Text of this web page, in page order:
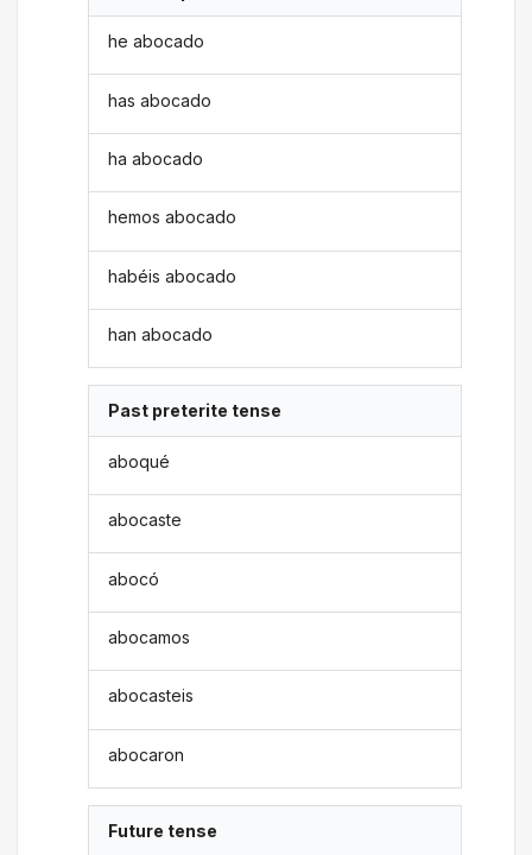
he abocado
has abocado
ha abocado
hemos abocado
habéis abocado
han abocado
Past preterite tense
aboqué
abocaste
abocó
abocamos
abocasteis
abocaron
Future tense